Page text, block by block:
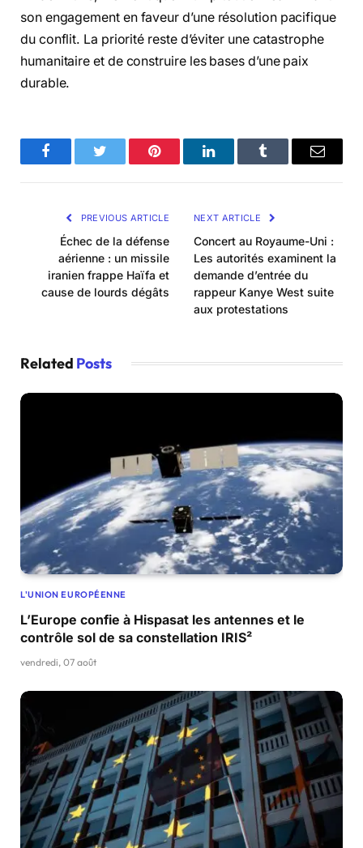
son engagement en faveur d’une résolution pacifique
du conflit. La priorité reste d’éviter une catastrophe
humanitaire et de construire les bases d’une paix
durable.
FacebookTwitter Pinterest LinkedInTumblr Email
PREVIOUS ARTICLE
Échec de la défense
aérienne : un missile
iranien frappe Haïfa et
cause de lourds dégâts
NEXT ARTICLE
Concert au Royaume-Uni :
Les autorités examinent la
demande d’entrée du
rappeur Kanye West suite
aux protestations
Related Posts
L'UNION EUROPÉENNE
L’Europe confie à Hispasat les antennes et le
contrôle sol de sa constellation IRIS²
vendredi, 07 août